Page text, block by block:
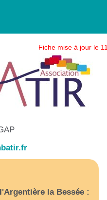
Fiche mise à jour le
la Bessée :